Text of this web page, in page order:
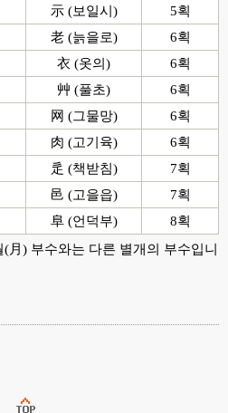
示 (보일시)
5획
老 (늙을로)
6획
衣 (옷의)
6획
艸 (풀초)
6획
网 (그물망)
6획
肉 (고기육)
6획
辵 (책받침)
7획
邑 (고을읍)
7획
阜 (언덕부)
8획
) 부수와는 다른 별개의 부수입니